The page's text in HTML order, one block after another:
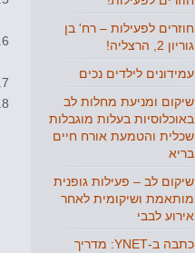
חוזרים לפעילות – רח' בן
גוריון 2, הרצליה!
עמידונים לילדים נכים
שיקום ומניעת מחלות לב
באוכלוסיות בעלות מוגבלות
שכלית והטמעת אורח חיים
בריא
שיקום לב – פעילות גופנית
מותאמת ושיקומית לאחר
אירוע לבבי
כתבה ב-YNET: מדריך